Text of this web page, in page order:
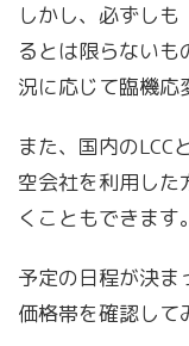
しかし、必ずし
るとは限らない
況に応じて臨機応
また、国内のLCC
空会社を利用した
くこともできます。
予定の日程が決ま
価格帯を確認して